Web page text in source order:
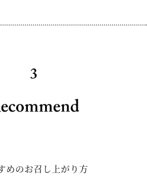
めのお召し上がり方